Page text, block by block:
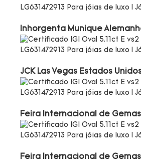
Inhorgenta Munique
JCK Las Vegas Estados
Feira Internacional de
Feira Internacional de